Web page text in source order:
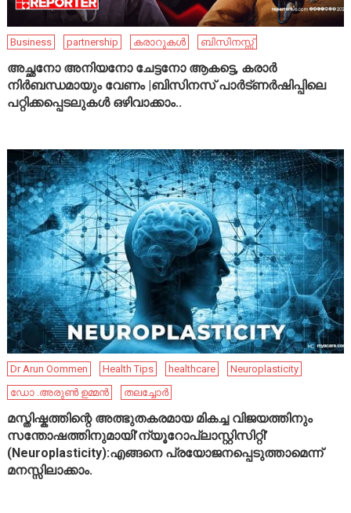
Business partnership കരാറുകൾ ബിസിനസ്സ്
അച്ഛനോ അനിയനോ ചേട്ടനോ ആകട്ടെ, കരാർ
നിർബന്ധമായും വേണം |ബിസിനസ് പാർട്ണർഷിപ്പിലെ
പറ്റിക്കപ്പെടലുകൾ ഒഴിവാക്കാം..
Dr Arun Oommen Health Tips healthcare
Neuroplasticity
ഡോ .അരുൺ ഉമ്മൻ
തലച്ചോർ
മസ്തിഷ്കത്തിന്റെ അത്ഭുതകരമായ മികച്ച വിജയത്തിനും
സന്തോഷത്തിനുമായി’ന്യൂറോപ്ലാസ്റ്റിസിറ്റി’
(Neuroplasticity):എങ്ങനെ പ്രയോജനപ്പെടുത്താമെന്ന്
മനസ്സിലാക്കാം.